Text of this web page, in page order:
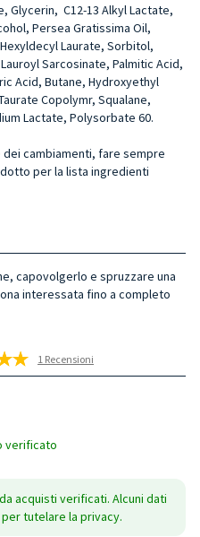
Glycerin, C12-13 Alkyl Lactate,
Persea Gratissima Oil,
Laurate, Sorbitol,
Sarcosinate, Palmitic Acid,
Acid, Butane, Hydroxyethyl
Copolymr, Squalane,
Lactate, Polysorbate 60.
cambiamenti, fare sempre
per la lista ingredienti
capovolgerlo e spruzzare una
interessata fino a completo
1 Recensioni
verificato
acquisti verificati. Alcuni dati
tutelare la privacy.